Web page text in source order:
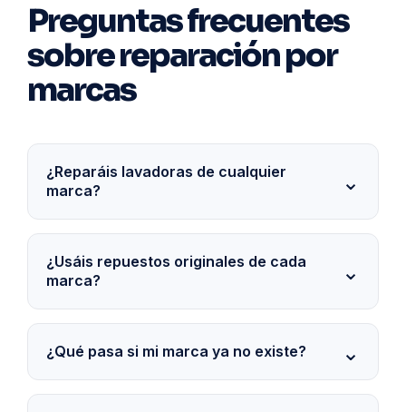
Preguntas frecuentes
sobre reparación por
marcas
¿Reparáis lavadoras de cualquier
marca?
¿Usáis repuestos originales de cada
marca?
¿Qué pasa si mi marca ya no existe?